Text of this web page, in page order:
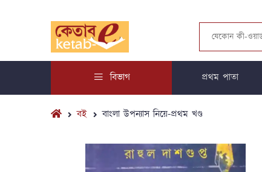
বিভাগ প্রথম পাতা
বই বাংলা উপন্যাস নিয়ে-প্রথম খণ্ড